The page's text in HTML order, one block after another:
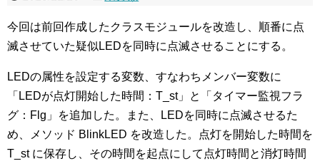
今回は前回作成したクラスモジュールを改造し、順番に点
滅させていた疑似LEDを同時に点滅させることにする。
LEDの属性を設定する変数、すなわちメンバー変数に
「LEDが点灯開始した時間：T_st」と「タイマー監視フラ
グ：Flg」を追加した。また、LEDを同時に点滅させるた
め、メソッド BlinkLED を改造した。点灯を開始した時間を
T_st に保存し、その時間を起点にして点灯時間と消灯時間